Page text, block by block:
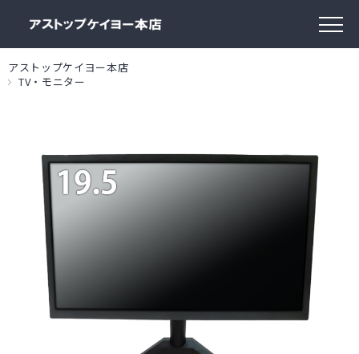
アストップケイヨー本店
TV・モニター